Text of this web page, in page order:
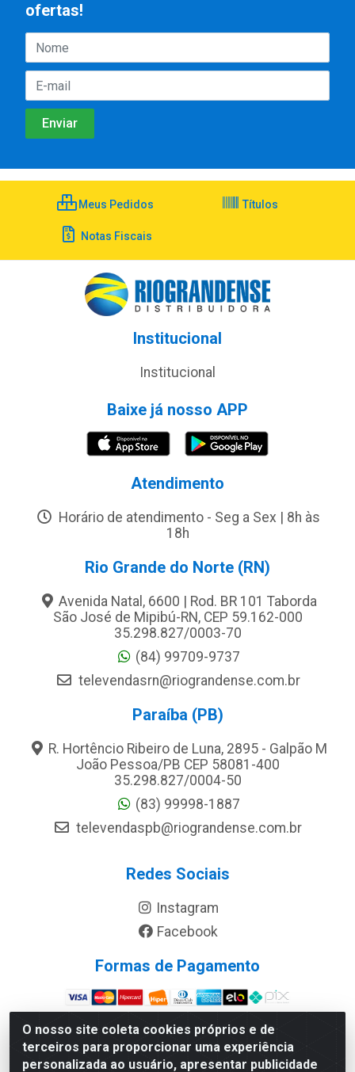
O nosso site coleta cookies próprios e de
terceiros para proporcionar uma experiência
personalizada ao usuário, apresentar publicidade
ofertas!
Meus Pedidos Títulos
Notas Fiscais
Institucional
Institucional
Baixe já nosso APP
Atendimento
Horário de atendimento - Seg a Sex | 8h às
18h
Rio Grande do Norte (RN)
Avenida Natal, 6600 | Rod. BR 101 Taborda
São José de Mipibú-RN, CEP 59.162-000
35.298.827/0003-70
(84) 99709-9737
televendasrn@riograndense.com.br
Paraíba (PB)
R. Hortêncio Ribeiro de Luna, 2895 - Galpão M
João Pessoa/PB CEP 58081-400
35.298.827/0004-50
(83) 99998-1887
televendaspb@riograndense.com.br
Redes Sociais
Instagram
Facebook
Formas de Pagamento
Site Seguro